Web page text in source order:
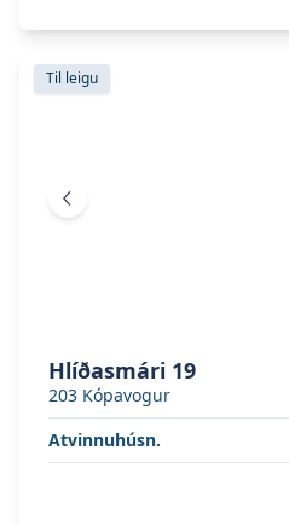
Skoða eignina
Til leigu
Skoða eignina
Fyrri mynd
Hlíðasmári 19
203 Kópavogur
Atvinnuhúsn.